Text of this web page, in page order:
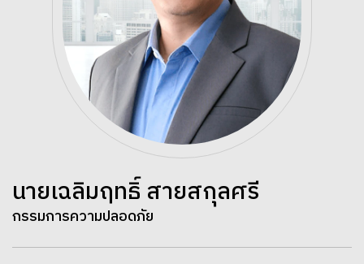
นายเฉลิมฤทธิ์ สายสกุลศรี
กรรมการความปลอดภัย